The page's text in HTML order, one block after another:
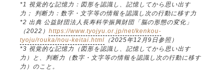
*1 視覚的な記憶力：図形を認識し、記憶してから思い出す
力； 判断力：数字・文字等の情報を認識し次の行動に移す力
*2 出典 公益財団法人長寿科学振興財団「脳の形態の変化」
（2022） https://www.tyojyu.or.jp/net/kenkou-
tyoju/rouka/nou-keitai.html （2025年12月9日参照）
*3 視覚的な記憶力（図形を認識し、記憶してから思い出す
力）と、判断力（数字・文字等の情報を認識し次の行動に移す
力）のこと。